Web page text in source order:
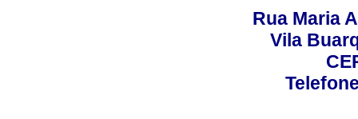
Rua Maria
Vila